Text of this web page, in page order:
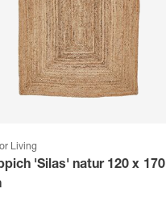
Living
'Silas' natur 120 x 170